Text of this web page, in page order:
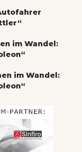
im Wandel:
im Wandel: